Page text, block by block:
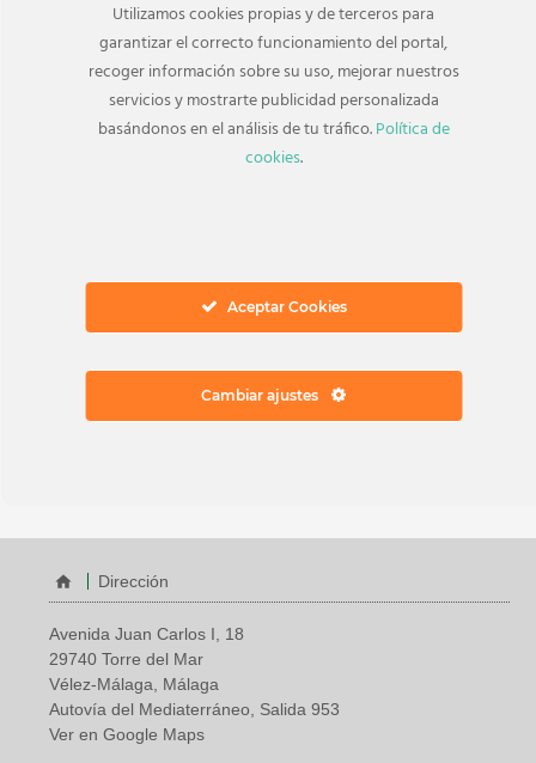
PadThaiWok
Restaurantes
Lo mejor de la comida tailandesa a tan solo un paso de
Dirección
Avenida Juan Carlos I, 18
29740 Torre del Mar
Vélez-Málaga, Málaga
Autovía del Mediaterráneo, Salida 953
Ver en Google Maps
Utilizamos cookies propias y de terceros para
garantizar el correcto funcionamiento del portal,
recoger información sobre su uso, mejorar nuestros
servicios y mostrarte publicidad personalizada
basándonos en el análisis de tu tráfico.Política de
cookies.
Aceptar Cookies
Cambiar ajustes